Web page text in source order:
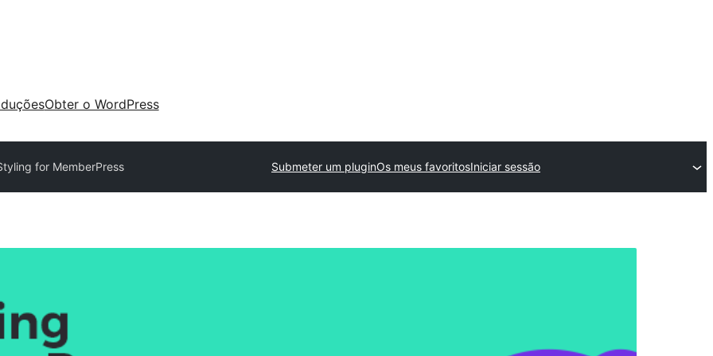
Obter o WordPress
for MemberPress Submeter um pluginOs meus favoritosIniciar sessão